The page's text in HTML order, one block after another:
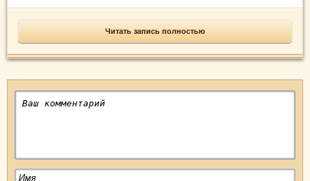
Читать запись полностью